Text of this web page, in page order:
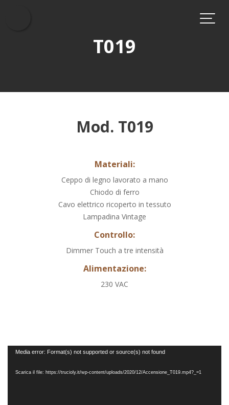
T019
Mod. T019
Materiali:
Ceppo di legno lavorato a mano
Chiodo di ferro
Cavo elettrico ricoperto in tessuto
Lampadina Vintage
Controllo:
Dimmer Touch a tre intensità
Alimentazione:
230 VAC
Video
Media error: Format(s) not supported or source(s) not found
Scarica il file: https://trucioly.it/wp-content/uploads/2020/12/Accensione_T019.mp4?_=1